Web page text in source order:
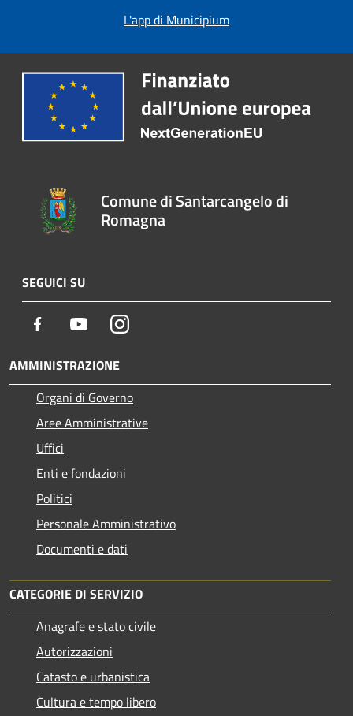
L'app di Municipium
Comune di Santarcangelo di
Romagna
SEGUICI SU
Facebook YoutubeInstagram
AMMINISTRAZIONE
Organi di Governo
Aree Amministrative
Uffici
Enti e fondazioni
Politici
Personale Amministrativo
Documenti e dati
CATEGORIE DI SERVIZIO
Anagrafe e stato civile
Autorizzazioni
Catasto e urbanistica
Cultura e tempo libero